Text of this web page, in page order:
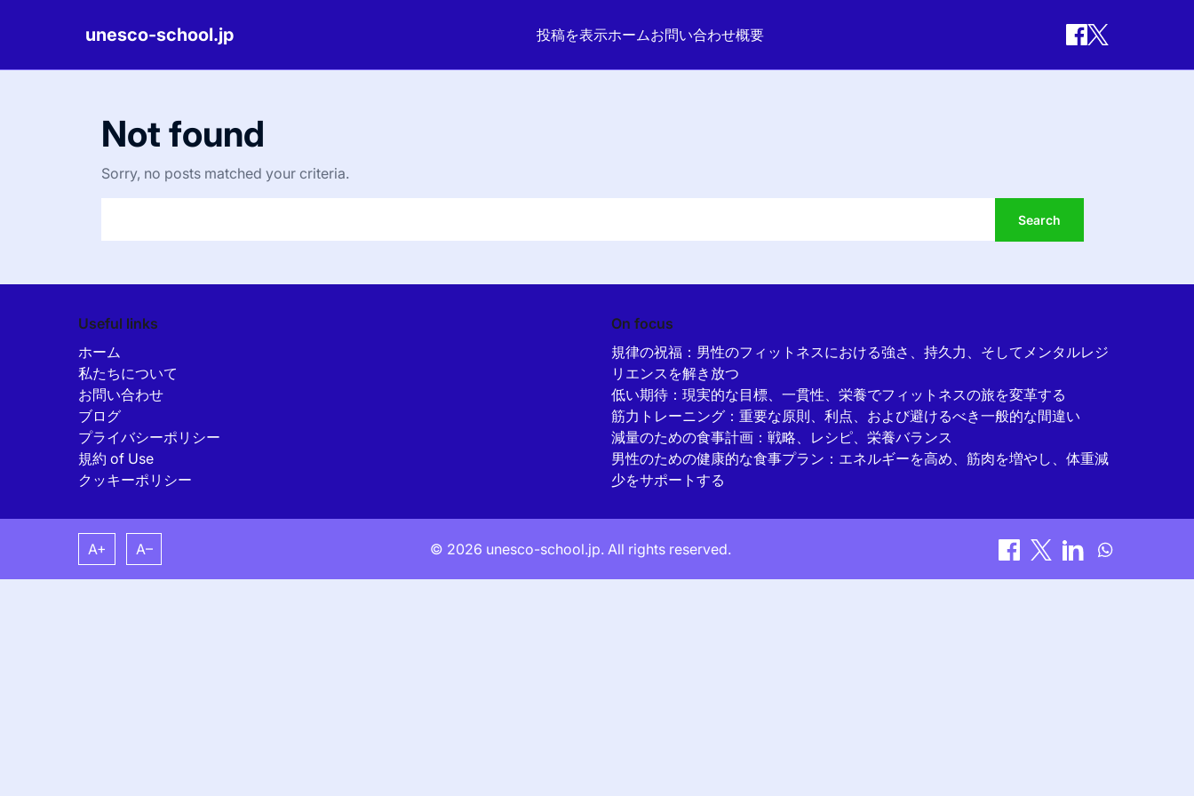
unesco-school.jp 投稿を表示ホームお問い合わせ概要
Not found
Sorry, no posts matched your criteria.
Useful links
ホーム
私たちについて
お問い合わせ
ブログ
プライバシーポリシー
規約 of Use
クッキーポリシー
On focus
規律の祝福：男性のフィットネスにおける強さ、持久力、そしてメンタルレジ
リエンスを解き放つ
低い期待：現実的な目標、一貫性、栄養でフィットネスの旅を変革する
筋力トレーニング：重要な原則、利点、および避けるべき一般的な間違い
減量のための食事計画：戦略、レシピ、栄養バランス
男性のための健康的な食事プラン：エネルギーを高め、筋肉を増やし、体重減
少をサポートする
A+ A– © 2026 unesco-school.jp. All rights reserved.